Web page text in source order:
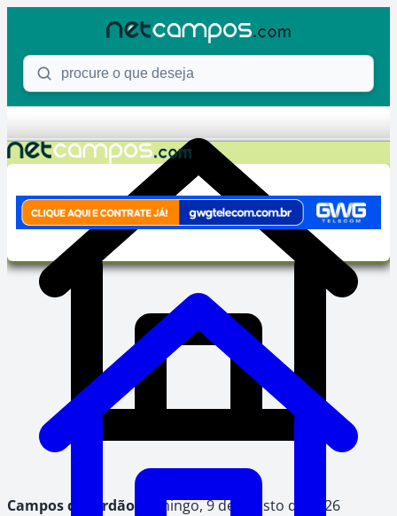
Procure o que deseja
Campos do Jordão, domingo, 9 de agosto de 2026